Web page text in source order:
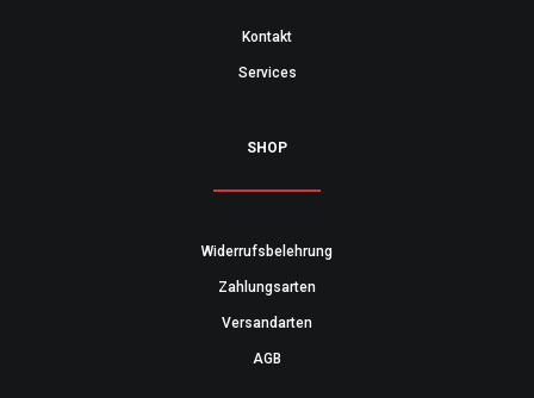
Kontakt
Services
SHOP
Widerrufsbelehrung
Zahlungsarten
Versandarten
AGB